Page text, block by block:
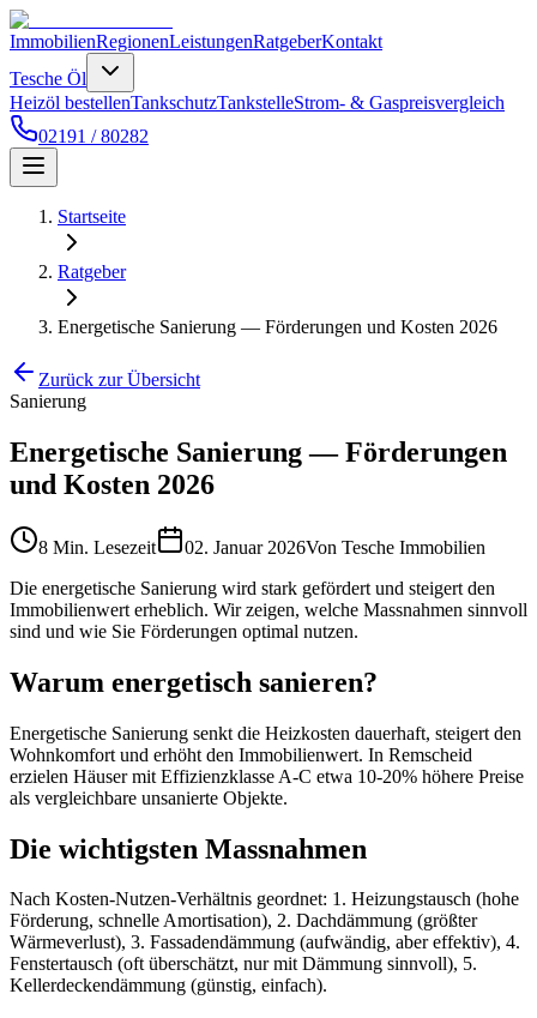
ImmobilienRegionenLeistungenRatgeberKontakt
Tesche Öl
Heizöl bestellenTankschutzTankstelleStrom- & Gaspreisvergleich
02191 / 80282
Startseite
Ratgeber
Energetische Sanierung — Förderungen und Kosten 2026
Zurück zur Übersicht
Sanierung
Energetische Sanierung — Förderungen
und Kosten 2026
8 Min. Lesezeit 02. Januar 2026Von Tesche Immobilien
Die energetische Sanierung wird stark gefördert und steigert den
Immobilienwert erheblich. Wir zeigen, welche Massnahmen sinnvoll
sind und wie Sie Förderungen optimal nutzen.
Warum energetisch sanieren?
Energetische Sanierung senkt die Heizkosten dauerhaft, steigert den
Wohnkomfort und erhöht den Immobilienwert. In Remscheid
erzielen Häuser mit Effizienzklasse A-C etwa 10-20% höhere Preise
als vergleichbare unsanierte Objekte.
Die wichtigsten Massnahmen
Nach Kosten-Nutzen-Verhältnis geordnet: 1. Heizungstausch (hohe
Förderung, schnelle Amortisation), 2. Dachdämmung (größter
Wärmeverlust), 3. Fassadendämmung (aufwändig, aber effektiv), 4.
Fenstertausch (oft überschätzt, nur mit Dämmung sinnvoll), 5.
Kellerdeckendämmung (günstig, einfach).